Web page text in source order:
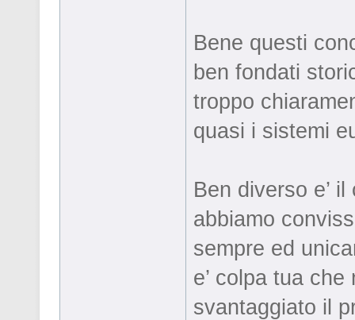
Bene questi
ben fondati
troppo
quasi i sistemi
Ben diverso e’
abbiamo
sempre ed
e’ colpa tua
svantaggiato il